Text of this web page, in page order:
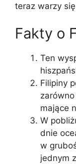
teraz warzy
Fakty o
Ten
Filipiny
mające
W
dnie
w
jednym